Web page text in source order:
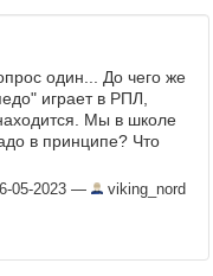
один... До чего же
играет в РПЛ,
Мы в школе
в принципе? Что
05-2023 — viking_nord